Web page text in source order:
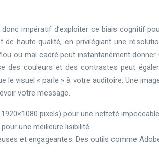
impératif d’exploiter ce biais cognitif
haute qualité, en privilégiant une
ou mal cadré peut instantanément donner
des couleurs et des contrastes peut
visuel « parle » à votre auditoire. Une
votre message.
pixels) pour une netteté
une meilleure lisibilité.
et engageantes. Des outils comme